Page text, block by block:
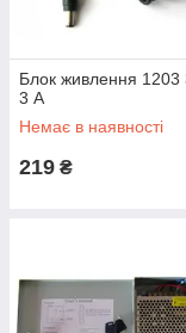
Блок живлення 1203
3 А
Немає в наявності
219 ₴